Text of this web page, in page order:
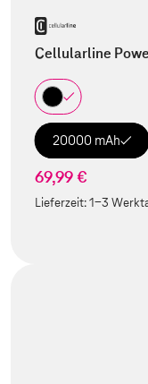
Cellularline
20000 mAh
69,99 €
Lieferzeit:1-3